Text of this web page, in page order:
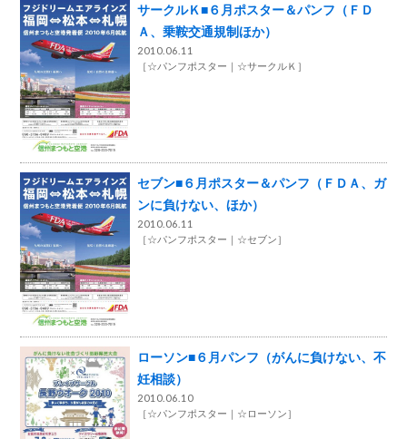
サークルＫ■６月ポスター＆パンフ（ＦＤ
Ａ、乗鞍交通規制ほか）
2010.06.11
［☆パンフポスター ☆サークルＫ ］
セブン■６月ポスター＆パンフ（ＦＤＡ、ガ
ンに負けない、ほか）
2010.06.11
［☆パンフポスター ☆セブン］
ローソン■６月パンフ（がんに負けない、不
妊相談）
2010.06.10
［☆パンフポスター ☆ローソン］